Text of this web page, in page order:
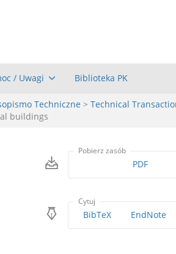
/ Uwagi Biblioteka PK
Techniczne > Technical
buildings
Pobierz zasób
PDF
Cytuj
BibTeX EndNote